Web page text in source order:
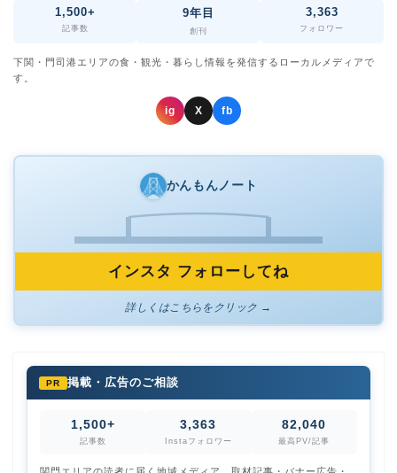
1,500+
記事数
9年目
創刊
3,363
フォロワー
下関・門司港エリアの食・観光・暮らし情報を発信するローカルメディアで
す。
ig X fb
かんもんノート
インスタ フォローしてね
詳しくはこちらをクリック →
PR 掲載・広告のご相談
1,500+
記事数
3,363
Instaフォロワー
82,040
最高PV/記事